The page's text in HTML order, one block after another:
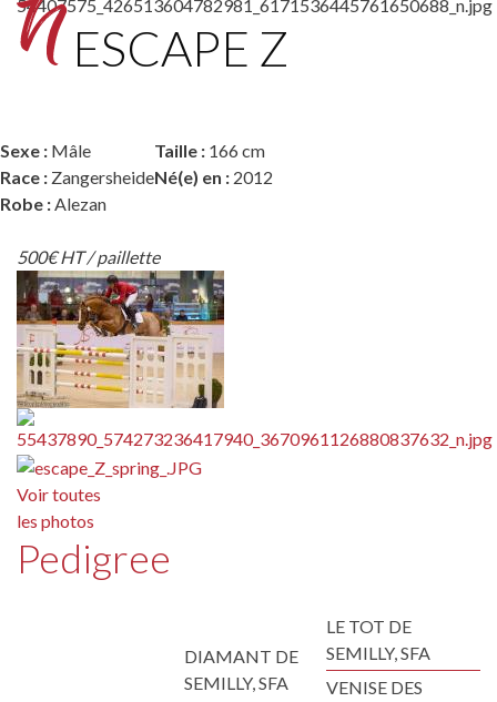
ESCAPE Z
Sexe : Mâle
Race : Zangersheide
Robe :Alezan
Taille : 166 cm
Né(e) en : 2012
500€ HT / paillette
Voir toutes
les photos
Pedigree
DIAMANT DE
SEMILLY, SFA
LE TOT DE
SEMILLY, SFA
VENISE DES